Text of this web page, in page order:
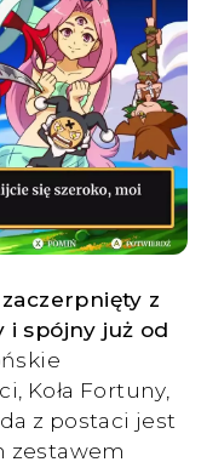
z
i spójny już od
Koła Fortuny,
z postaci jest
zestawem